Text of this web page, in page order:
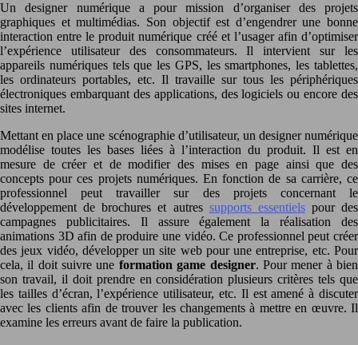
Un designer numérique a pour mission d’organiser des projets
graphiques et multimédias. Son objectif est d’engendrer une bonne
interaction entre le produit numérique créé et l’usager afin d’optimiser
l’expérience utilisateur des consommateurs. Il intervient sur les
appareils numériques tels que les GPS, les smartphones, les tablettes,
les ordinateurs portables, etc. Il travaille sur tous les périphériques
électroniques embarquant des applications, des logiciels ou encore des
sites internet.
Mettant en place une scénographie d’utilisateur, un designer numérique
modélise toutes les bases liées à l’interaction du produit. Il est en
mesure de créer et de modifier des mises en page ainsi que des
concepts pour ces projets numériques. En fonction de sa carrière, ce
professionnel peut travailler sur des projets concernant le
développement de brochures et autres supports essentielspour des
campagnes publicitaires. Il assure également la réalisation des
animations 3D afin de produire une vidéo. Ce professionnel peut créer
des jeux vidéo, développer un site web pour une entreprise, etc. Pour
cela, il doit suivre une formation game designer. Pour mener à bien
son travail, il doit prendre en considération plusieurs critères tels que
les tailles d’écran, l’expérience utilisateur, etc. Il est amené à discuter
avec les clients afin de trouver les changements à mettre en œuvre. Il
examine les erreurs avant de faire la publication.